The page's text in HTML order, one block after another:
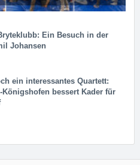
Ein Besuch in der
Johansen
ein in­ter­es­san­tes Quar­tett:
Kö­n­igs­ho­fen bessert Kader für